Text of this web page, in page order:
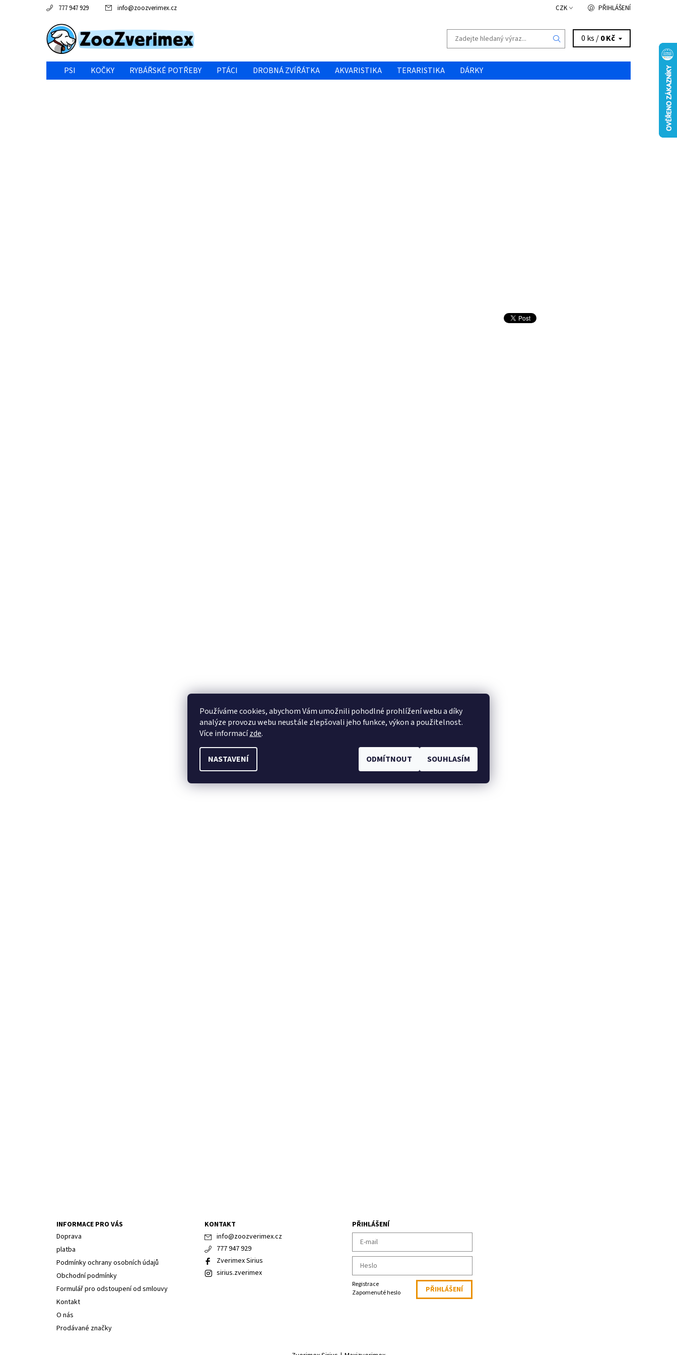
777 947 929 info@zoozverimex.cz CZK PŘIHLÁŠENÍ
0 ks /0 Kč
PSI KOČKY RYBÁŘSKÉ POTŘEBY PTÁCI DROBNÁ ZVÍŘÁTKA AKVARISTIKA TERARISTIKA
DÁRKY
INFORMACE PRO VÁS
Doprava
platba
Podmínky ochrany osobních údajů
Obchodní podmínky
Formulář pro odstoupení od smlouvy
Kontakt
O nás
Prodávané značky
KONTAKT
info@zoozverimex.cz
777 947 929
Zverimex Sirius
sirius.zverimex
PŘIHLÁŠENÍ
Registrace
Zapomenuté heslo
Používáme cookies, abychom Vám umožnili pohodlné prohlížení webu a díky
analýze provozu webu neustále zlepšovali jeho funkce, výkon a použitelnost.
Více informacízde.
NASTAVENÍ ODMÍTNOUT SOUHLASÍM